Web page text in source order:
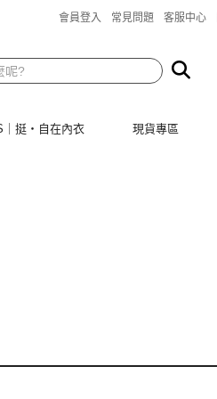
會員登入 常見問題 客服中心
｜挺‧自在內衣 現貨專區